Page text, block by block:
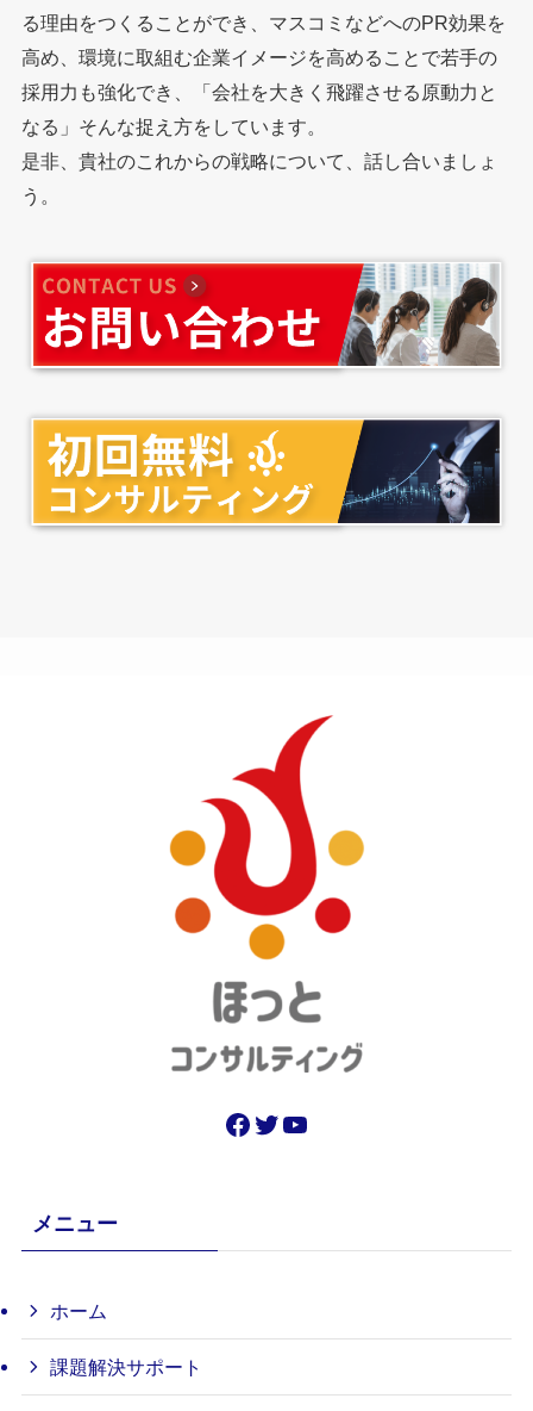
る理由をつくることができ、マスコミなどへのPR効果を
高め、環境に取組む企業イメージを高めることで若手の
採用力も強化でき、「会社を大きく飛躍させる原動力と
なる」そんな捉え方をしています。
是非、貴社のこれからの戦略について、話し合いましょ
う。
Facebook
Twitter
YouTube
メニュー
ホーム
課題解決サポート